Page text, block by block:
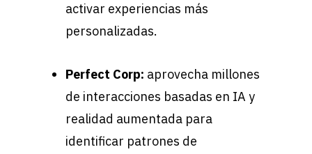
activar experiencias más
personalizadas.
Perfect Corp: aprovecha millones
de interacciones basadas en IA y
realidad aumentada para
identificar patrones de